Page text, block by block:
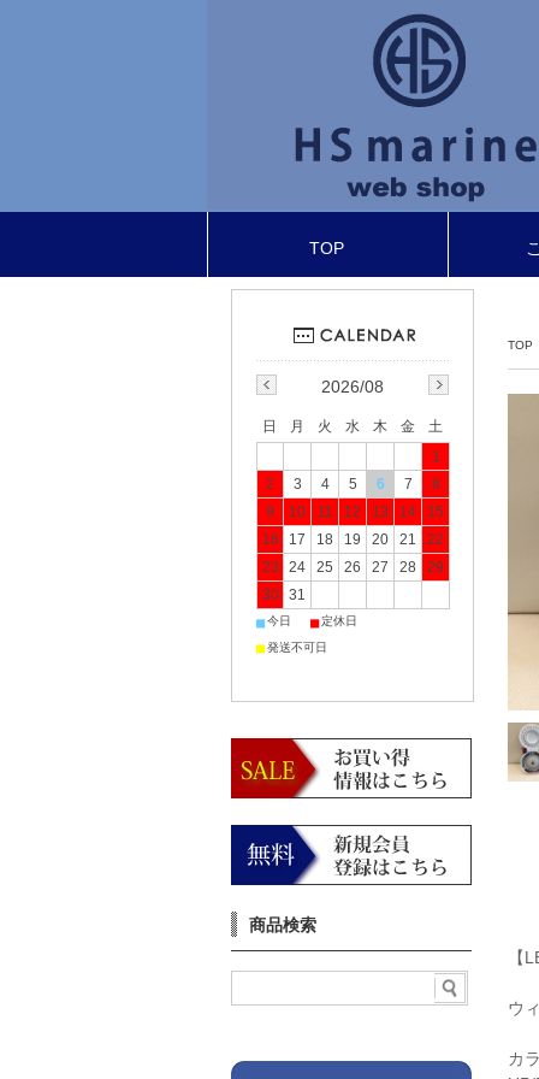
TOP
TOP
【
ウ
カ
2026/08
日 月 火 水 木 金
土
1
2
3 4 5 6 7
8
9
10 11 12 13 14
15
16
17 18 19 20 21
22
23
24 25 26 27 28
29
30
31
■今日 ■定休日
■発送不可日
商品検索